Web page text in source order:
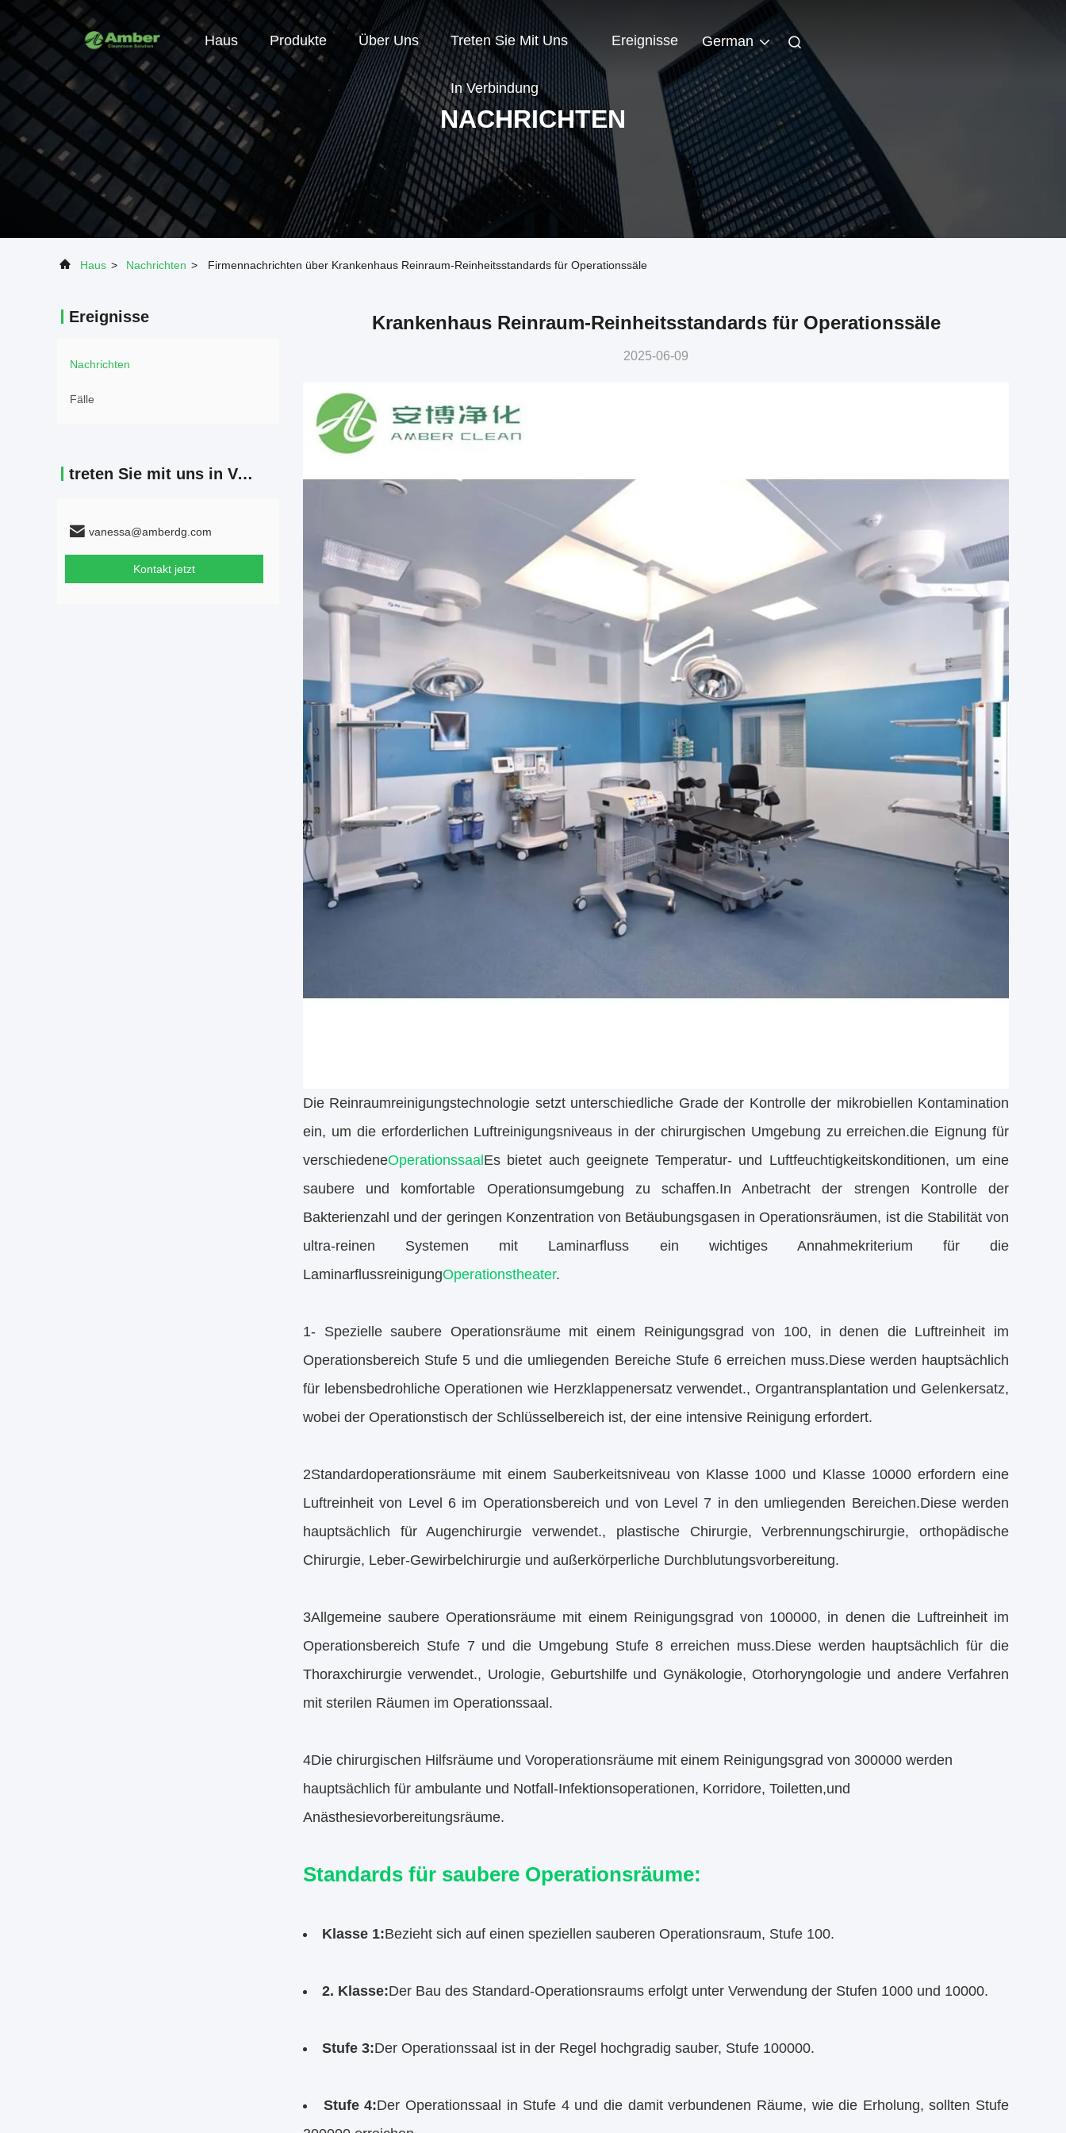
Haus Produkte Über Uns Treten Sie Mit Uns
In Verbindung
Ereignisse German
NACHRICHTEN
Haus > Nachrichten > Firmennachrichten über Krankenhaus Reinraum-Reinheitsstandards für Operationssäle
Ereignisse
Nachrichten
Fälle
treten Sie mit uns in Verbindung
vanessa@amberdg.com
Kontakt jetzt
Krankenhaus Reinraum-Reinheitsstandards für Operationssäle
2025-06-09
Die Reinraumreinigungstechnologie setzt unterschiedliche Grade der Kontrolle der mikrobiellen Kontamination
ein, um die erforderlichen Luftreinigungsniveaus in der chirurgischen Umgebung zu erreichen.die Eignung für
verschiedeneOperationssaal Es bietet auch geeignete Temperatur- und Luftfeuchtigkeitskonditionen, um eine
saubere und komfortable Operationsumgebung zu schaffen.In Anbetracht der strengen Kontrolle der
Bakterienzahl und der geringen Konzentration von Betäubungsgasen in Operationsräumen, ist die Stabilität von
ultra-reinen Systemen mit Laminarfluss ein wichtiges Annahmekriterium für die
LaminarflussreinigungOperationstheater.
1- Spezielle saubere Operationsräume mit einem Reinigungsgrad von 100, in denen die Luftreinheit im
Operationsbereich Stufe 5 und die umliegenden Bereiche Stufe 6 erreichen muss.Diese werden hauptsächlich
für lebensbedrohliche Operationen wie Herzklappenersatz verwendet., Organtransplantation und Gelenkersatz,
wobei der Operationstisch der Schlüsselbereich ist, der eine intensive Reinigung erfordert.
2Standardoperationsräume mit einem Sauberkeitsniveau von Klasse 1000 und Klasse 10000 erfordern eine
Luftreinheit von Level 6 im Operationsbereich und von Level 7 in den umliegenden Bereichen.Diese werden
hauptsächlich für Augenchirurgie verwendet., plastische Chirurgie, Verbrennungschirurgie, orthopädische
Chirurgie, Leber-Gewirbelchirurgie und außerkörperliche Durchblutungsvorbereitung.
3Allgemeine saubere Operationsräume mit einem Reinigungsgrad von 100000, in denen die Luftreinheit im
Operationsbereich Stufe 7 und die Umgebung Stufe 8 erreichen muss.Diese werden hauptsächlich für die
Thoraxchirurgie verwendet., Urologie, Geburtshilfe und Gynäkologie, Otorhoryngologie und andere Verfahren
mit sterilen Räumen im Operationssaal.
4Die chirurgischen Hilfsräume und Voroperationsräume mit einem Reinigungsgrad von 300000 werden
hauptsächlich für ambulante und Notfall-Infektionsoperationen, Korridore, Toiletten,und
Anästhesievorbereitungsräume.
Standards für saubere Operationsräume:
Klasse 1:Bezieht sich auf einen speziellen sauberen Operationsraum, Stufe 100.
2. Klasse:Der Bau des Standard-Operationsraums erfolgt unter Verwendung der Stufen 1000 und 10000.
Stufe 3:Der Operationssaal ist in der Regel hochgradig sauber, Stufe 100000.
Stufe 4:Der Operationssaal in Stufe 4 und die damit verbundenen Räume, wie die Erholung, sollten Stufe